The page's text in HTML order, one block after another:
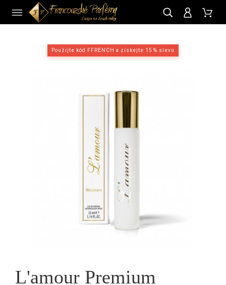
Použijte kód FFRENCH a získejte 15 % slevu
L'amour Premium
CZ